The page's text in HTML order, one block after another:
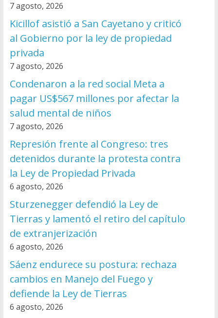
7 agosto, 2026
Kicillof asistió a San Cayetano y criticó
al Gobierno por la ley de propiedad
privada
7 agosto, 2026
Condenaron a la red social Meta a
pagar US$567 millones por afectar la
salud mental de niños
7 agosto, 2026
Represión frente al Congreso: tres
detenidos durante la protesta contra
la Ley de Propiedad Privada
6 agosto, 2026
Sturzenegger defendió la Ley de
Tierras y lamentó el retiro del capítulo
de extranjerización
6 agosto, 2026
Sáenz endurece su postura: rechaza
cambios en Manejo del Fuego y
defiende la Ley de Tierras
6 agosto, 2026